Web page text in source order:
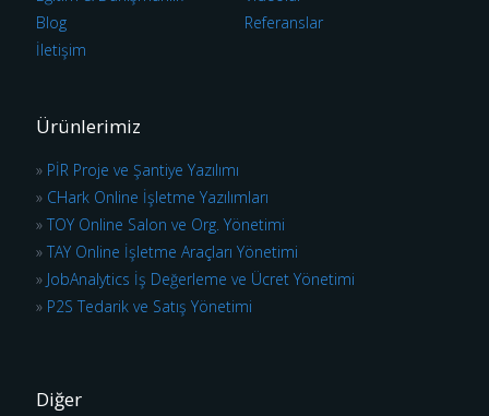
Blog
Referanslar
İletişim
Ürünlerimiz
» PİR Proje ve Şantiye Yazılımı
» CHark Online İşletme Yazılımları
» TOY Online Salon ve Org. Yönetimi
» TAY Online İşletme Araçları Yönetimi
» JobAnalytics İş Değerleme ve Ücret Yönetimi
» P2S Tedarik ve Satış Yönetimi
Diğer